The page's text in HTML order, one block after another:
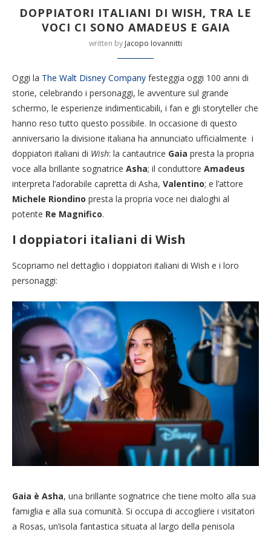
DOPPIATORI ITALIANI DI WISH, TRA LE
VOCI CI SONO AMADEUS E GAIA
written by Jacopo Iovannitti
Oggi la The Walt Disney Company festeggia oggi 100 anni di
storie, celebrando i personaggi, le avventure sul grande
schermo, le esperienze indimenticabili, i fan e gli storyteller che
hanno reso tutto questo possibile. In occasione di questo
anniversario la divisione italiana ha annunciato ufficialmente i
doppiatori italiani di Wish: la cantautrice Gaia presta la propria
voce alla brillante sognatrice Asha; il conduttore Amadeus
interpreta l’adorabile capretta di Asha, Valentino; e l’attore
Michele Riondino presta la propria voce nei dialoghi al
potente Re Magnifico.
I doppiatori italiani di Wish
Scopriamo nel dettaglio i doppiatori italiani di Wish e i loro
personaggi:
Gaia è Asha, una brillante sognatrice che tiene molto alla sua
famiglia e alla sua comunità. Si occupa di accogliere i visitatori
a Rosas, un’isola fantastica situata al largo della penisola